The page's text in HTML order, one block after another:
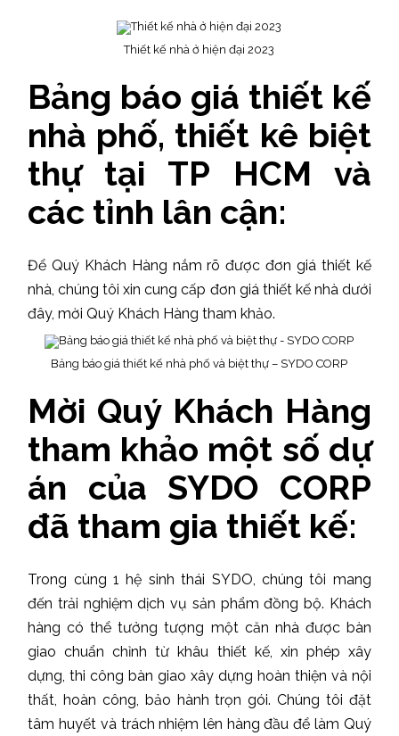
Thiết kế nhà ở hiện đại 2023
Bảng báo giá thiết kế
nhà phố, thiết kê biệt
thự tại TP HCM và
các tỉnh lân cận:
Để Quý Khách Hàng nắm rõ được đơn giá thiết kế
nhà, chúng tôi xin cung cấp đơn giá thiết kế nhà dưới
đây, mời Quý Khách Hàng tham khảo.
Bảng báo giá thiết kế nhà phố và biệt thự – SYDO CORP
Mời Quý Khách Hàng
tham khảo một số dự
án của SYDO CORP
đã tham gia thiết kế:
Trong cùng 1 hệ sinh thái SYDO, chúng tôi mang
đến trải nghiệm dịch vụ sản phẩm đồng bộ. Khách
hàng có thể tưởng tượng một căn nhà được bàn
giao chuẩn chỉnh từ khâu thiết kế, xin phép xây
dựng, thi công bàn giao xây dựng hoàn thiện và nội
thất, hoàn công, bảo hành trọn gói. Chúng tôi đặt
tâm huyết và trách nhiệm lên hàng đầu để làm Quý